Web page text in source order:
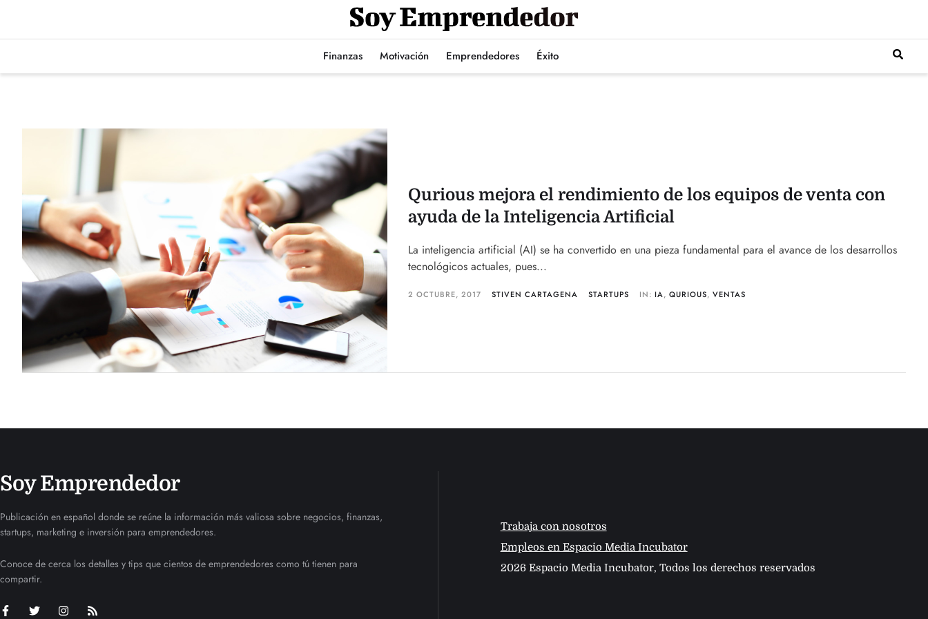
Finanzas Motivación Emprendedores Éxito
Qurious mejora el rendimiento de los equipos de venta con
ayuda de la Inteligencia Artificial
La inteligencia artificial (AI) se ha convertido en una pieza fundamental para el avance de los desarrollos
tecnológicos actuales, pues...
2 OCTUBRE, 2017 STIVEN CARTAGENA STARTUPS IN:IA,QURIOUS,VENTAS
Soy Emprendedor
Publicación en español donde se reúne la información más valiosa sobre negocios, finanzas,
startups, marketing e inversión para emprendedores.
Conoce de cerca los detalles y tips que cientos de emprendedores como tú tienen para
compartir.
Trabaja con nosotros
Empleos en Espacio Media Incubator
2026 Espacio Media Incubator, Todos los derechos reservados